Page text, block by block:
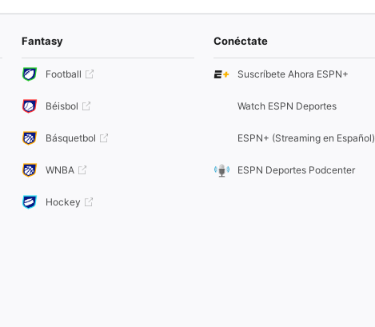
Fantasy
Football
Béisbol
Básquetbol
WNBA
Hockey
Conéctate
Suscríbete Ahora ESPN+
Watch ESPN Deportes
ESPN+ (Streaming en Español)
ESPN Deportes Podcenter